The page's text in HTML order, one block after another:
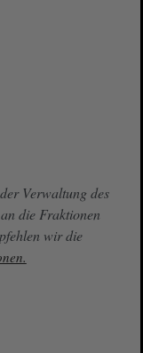
Verwaltung des
die Fraktionen
wir die